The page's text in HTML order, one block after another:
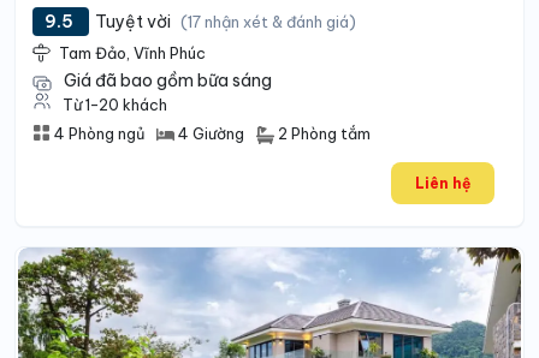
9.5 Tuyệt vời (17 nhận xét & đánh giá)
Tam Đảo, Vĩnh Phúc
Giá đã bao gồm bữa sáng
Từ 1-20 khách
4 Phòng ngủ
4 Giường 2 Phòng tắm
Liên hệ